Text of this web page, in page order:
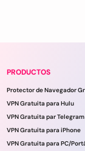
PRODUCTOS
Protector de Navegador
VPN Gratuita para Hulu
VPN Gratuita par Telegram
VPN Gratuita para iPhone
VPN Gratuita para PC/